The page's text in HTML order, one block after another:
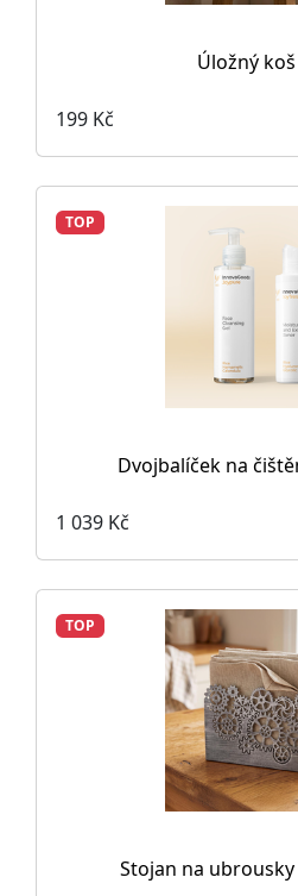
Úložný
199 Kč
TOP
Dvojbalíček na
1 039 Kč
TOP
Stojan na